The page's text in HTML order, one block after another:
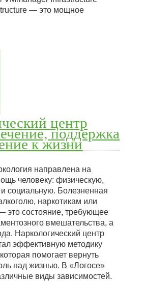
— это мощное
центр
поддержка
к жизни
направлена на
человеку: физическую,
и социальную. Болезненная
наркотикам или
это состояние, требующее
вмешательства, а
Наркологический центр
эффективную методику
помогает вернуть
над жизнью. В «Логосе»
виды зависимостей.